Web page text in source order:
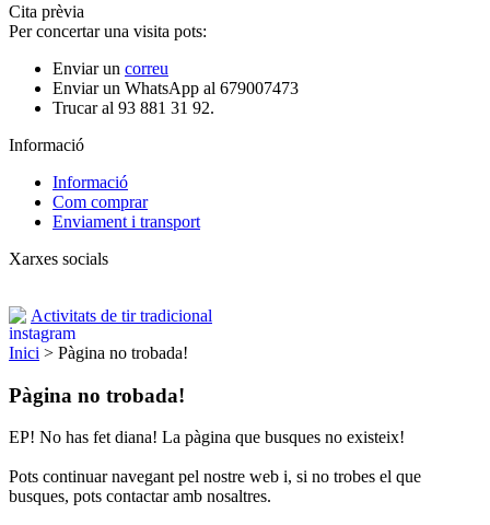
Cita prèvia
Per concertar una visita pots:
Enviar un correu
Enviar un WhatsApp al 679007473
Trucar al 93 881 31 92.
Informació
Informació
Com comprar
Enviament i transport
Xarxes socials
Activitats de tir tradicional
Inici > Pàgina no trobada!
Pàgina no trobada!
EP! No has fet diana! La pàgina que busques no existeix!
Pots continuar navegant pel nostre web i, si no trobes el que
busques, pots contactar amb nosaltres.